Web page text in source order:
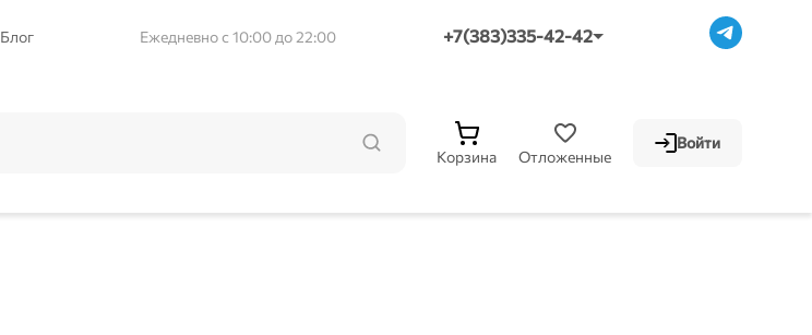
Блог Ежедневно с 10:00 до 22:00 +7(383)335-42-42
Отложенные
Корзина
Войти